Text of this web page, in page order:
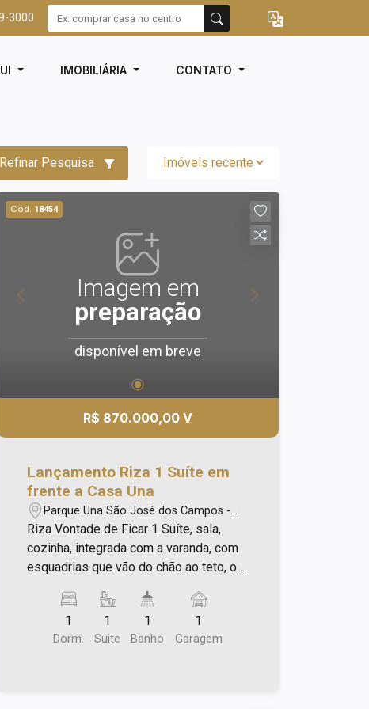
3000
IMOBILIÁRIA CONTATO
Refinar Pesquisa
Cód. 18454
Imagem em
preparação
disponível em breve
R$ 870.000,00 V
Lançamento Riza 1 Suíte em
frente a Casa Una
Parque Una São José dos Campos -
São José dos Campos/SP
Riza Vontade de Ficar 1 Suíte, sala,
cozinha, integrada com a varanda, com
esquadrias que vão do chão ao teto, o
exterior, além de ventilação, luz natural,
floreiras com sistema de irrigação na
fachada, criam atmosfera de bem estar,
1
Dorm.
1
Suite
1
Banho
1
Garagem